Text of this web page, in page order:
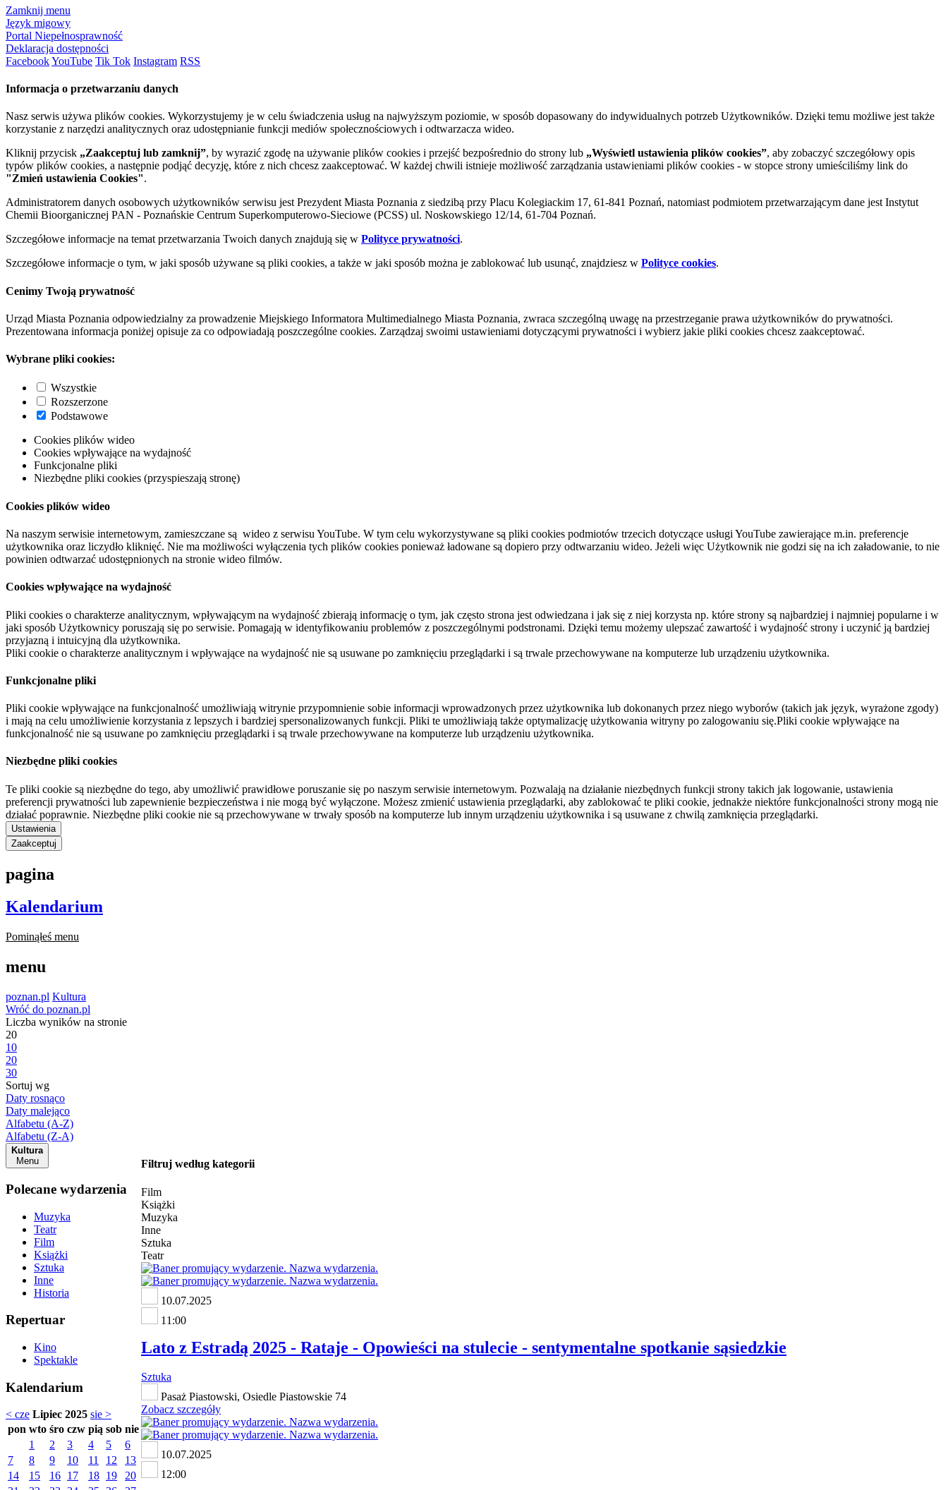
Zamknij menu
Język migowy
Portal Niepełnosprawność
Deklaracja dostępności
FacebookYouTube Tik Tok Instagram RSS
Informacja o przetwarzaniu danych
Nasz serwis używa plików cookies. Wykorzystujemy je w celu świadczenia usług na najwyższym poziomie, w sposób dopasowany do indywidualnych potrzeb Użytkowników. Dzięki temu możliwe jest także
korzystanie z narzędzi analitycznych oraz udostępnianie funkcji mediów społecznościowych i odtwarzacza wideo.
Kliknij przycisk „Zaakceptuj lub zamknij”, by wyrazić zgodę na używanie plików cookies i przejść bezpośrednio do strony lub „Wyświetl ustawienia plików cookies”, aby zobaczyć szczegółowy opis
typów plików cookies, a następnie podjąć decyzję, które z nich chcesz zaakceptować. W każdej chwili istnieje możliwość zarządzania ustawieniami plików cookies - w stopce strony umieściliśmy link do
"Zmień ustawienia Cookies".
Administratorem danych osobowych użytkowników serwisu jest Prezydent Miasta Poznania z siedzibą przy Placu Kolegiackim 17, 61-841 Poznań, natomiast podmiotem przetwarzającym dane jest Instytut
Chemii Bioorganicznej PAN - Poznańskie Centrum Superkomputerowo-Sieciowe (PCSS) ul. Noskowskiego 12/14, 61-704 Poznań.
Szczegółowe informacje na temat przetwarzania Twoich danych znajdują się w Polityce prywatności.
Szczegółowe informacje o tym, w jaki sposób używane są pliki cookies, a także w jaki sposób można je zablokować lub usunąć, znajdziesz w Polityce cookies.
Cenimy Twoją prywatność
Urząd Miasta Poznania odpowiedzialny za prowadzenie Miejskiego Informatora Multimedialnego Miasta Poznania, zwraca szczególną uwagę na przestrzeganie prawa użytkowników do prywatności.
Prezentowana informacja poniżej opisuje za co odpowiadają poszczególne cookies. Zarządzaj swoimi ustawieniami dotyczącymi prywatności i wybierz jakie pliki cookies chcesz zaakceptować.
Wybrane pliki cookies:
Wszystkie
Rozszerzone
Podstawowe
Cookies plików wideo
Cookies wpływające na wydajność
Funkcjonalne pliki
Niezbędne pliki cookies (przyspieszają stronę)
Cookies plików wideo
Na naszym serwisie internetowym, zamieszczane są wideo z serwisu YouTube. W tym celu wykorzystywane są pliki cookies podmiotów trzecich dotyczące usługi YouTube zawierające m.in. preferencje
użytkownika oraz liczydło kliknięć. Nie ma możliwości wyłączenia tych plików cookies ponieważ ładowane są dopiero przy odtwarzaniu wideo. Jeżeli więc Użytkownik nie godzi się na ich załadowanie, to nie
powinien odtwarzać udostępnionych na stronie wideo filmów.
Cookies wpływające na wydajność
Pliki cookies o charakterze analitycznym, wpływającym na wydajność zbierają informację o tym, jak często strona jest odwiedzana i jak się z niej korzysta np. które strony są najbardziej i najmniej popularne i w
jaki sposób Użytkownicy poruszają się po serwisie. Pomagają w identyfikowaniu problemów z poszczególnymi podstronami. Dzięki temu możemy ulepszać zawartość i wydajność strony i uczynić ją bardziej
przyjazną i intuicyjną dla użytkownika.
Pliki cookie o charakterze analitycznym i wpływające na wydajność nie są usuwane po zamknięciu przeglądarki i są trwale przechowywane na komputerze lub urządzeniu użytkownika.
Funkcjonalne pliki
Pliki cookie wpływające na funkcjonalność umożliwiają witrynie przypomnienie sobie informacji wprowadzonych przez użytkownika lub dokonanych przez niego wyborów (takich jak język, wyrażone zgody)
i mają na celu umożliwienie korzystania z lepszych i bardziej spersonalizowanych funkcji. Pliki te umożliwiają także optymalizację użytkowania witryny po zalogowaniu się.Pliki cookie wpływające na
funkcjonalność nie są usuwane po zamknięciu przeglądarki i są trwale przechowywane na komputerze lub urządzeniu użytkownika.
Niezbędne pliki cookies
Te pliki cookie są niezbędne do tego, aby umożliwić prawidłowe poruszanie się po naszym serwisie internetowym. Pozwalają na działanie niezbędnych funkcji strony takich jak logowanie, ustawienia
preferencji prywatności lub zapewnienie bezpieczeństwa i nie mogą być wyłączone. Możesz zmienić ustawienia przeglądarki, aby zablokować te pliki cookie, jednakże niektóre funkcjonalności strony mogą nie
działać poprawnie. Niezbędne pliki cookie nie są przechowywane w trwały sposób na komputerze lub innym urządzeniu użytkownika i są usuwane z chwilą zamknięcia przeglądarki.
Ustawienia
Zaakceptuj
pagina
Kalendarium
Pominąłeś menu
menu
poznan.pl Kultura
Wróć do poznan.pl
Liczba wyników na stronie
20
10
20
30
Sortuj wg
Daty rosnąco
Daty malejąco
Alfabetu (A-Z)
Alfabetu (Z-A)
Kultura
Menu
Polecane wydarzenia
Muzyka
Teatr
Film
Książki
Sztuka
Inne
Historia
Repertuar
Kino
Spektakle
Kalendarium
< cze Lipiec 2025 sie >
pon wto śro czw pią sob nie
1
2 3 4 5
6
7
8 9 10 11 12
13
14
15 16 17 18 19
20
Filtruj według kategorii
Film
Książki
Muzyka
Inne
Sztuka
Teatr
10.07.2025
11:00
Lato z Estradą 2025 - Rataje - Opowieści na stulecie - sentymentalne spotkanie sąsiedzkie
Sztuka
Pasaż Piastowski, Osiedle Piastowskie 74
Zobacz szczegóły
10.07.2025
12:00